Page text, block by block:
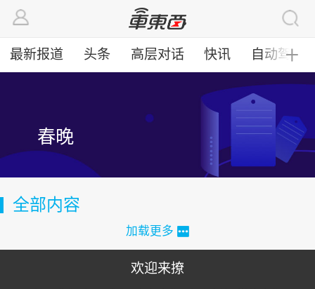
最新报道 头条 高层对话 快讯 自动驾驶
╋
春晚
全部内容
加载更多
欢迎来撩